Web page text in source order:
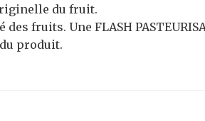
du fruit.
fruits. Une FLASH
produit.